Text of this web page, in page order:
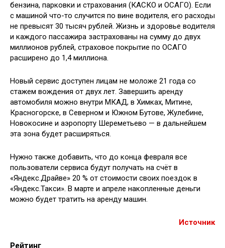
бензина, парковки и страхования (КАСКО и ОСАГО). Если
с машиной что-то случится по вине водителя, его расходы
не превысят 30 тысяч рублей. Жизнь и здоровье водителя
и каждого пассажира застрахованы на сумму до двух
миллионов рублей, страховое покрытие по ОСАГО
расширено до 1,4 миллиона.
Новый сервис доступен лицам не моложе 21 года со
стажем вождения от двух лет. Завершить аренду
автомобиля можно внутри МКАД, в Химках, Митине,
Красногорске, в Северном и Южном Бутове, Жулебине,
Новокосине и аэропорту Шереметьево — в дальнейшем
эта зона будет расширяться.
Нужно также добавить, что до конца февраля все
пользователи сервиса будут получать на счёт в
«Яндекс.Драйве» 20 % от стоимости своих поездок в
«Яндекс.Такси». В марте и апреле накопленные деньги
можно будет тратить на аренду машин.
Источник
Рейтинг